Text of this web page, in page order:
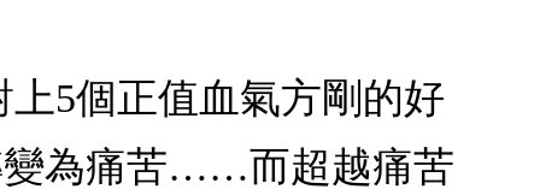
5個正值血氣方剛的好
變為痛苦……而超越痛苦